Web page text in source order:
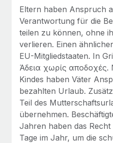
Eltern haben Anspruch
Verantwortung für die
teilen zu können, ohne
verlieren. Einen
EU-Mitgliedstaaten. In
Άδεια χωρίς
Kindes haben Väter
bezahlten Urlaub.
Teil des
übernehmen.
Jahren haben das
Tage im Jahr, um die